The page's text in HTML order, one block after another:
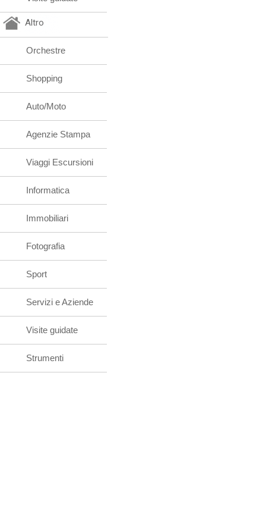
Altro
Orchestre
Shopping
Auto/Moto
Agenzie Stampa
Viaggi Escursioni
Informatica
Immobiliari
Fotografia
Sport
Servizi e Aziende
Visite guidate
Strumenti